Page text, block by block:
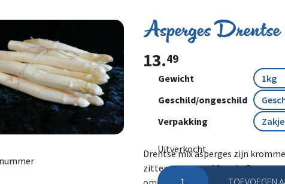
Asperges
13.49
Gewicht
Geschild/ongeschild
Verpakking
Uitverkocht
TOEVOEGEN
Drentse mix asperges zijn
zitten ongeveer 16 stuks Drentse